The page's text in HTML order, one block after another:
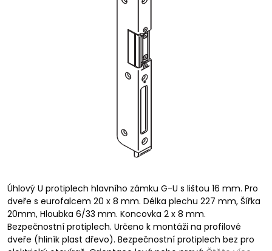
Úhlový U protiplech hlavního zámku G-U s lištou 16 mm. Pro
dveře s eurofalcem 20 x 8 mm. Délka plechu 227 mm, Šířka
20mm, Hloubka 6/33 mm. Koncovka 2 x 8 mm.
Bezpečnostní protiplech. Určeno k montáži na profilové
dveře (hliník plast dřevo). Bezpečnostní protiplech bez pro